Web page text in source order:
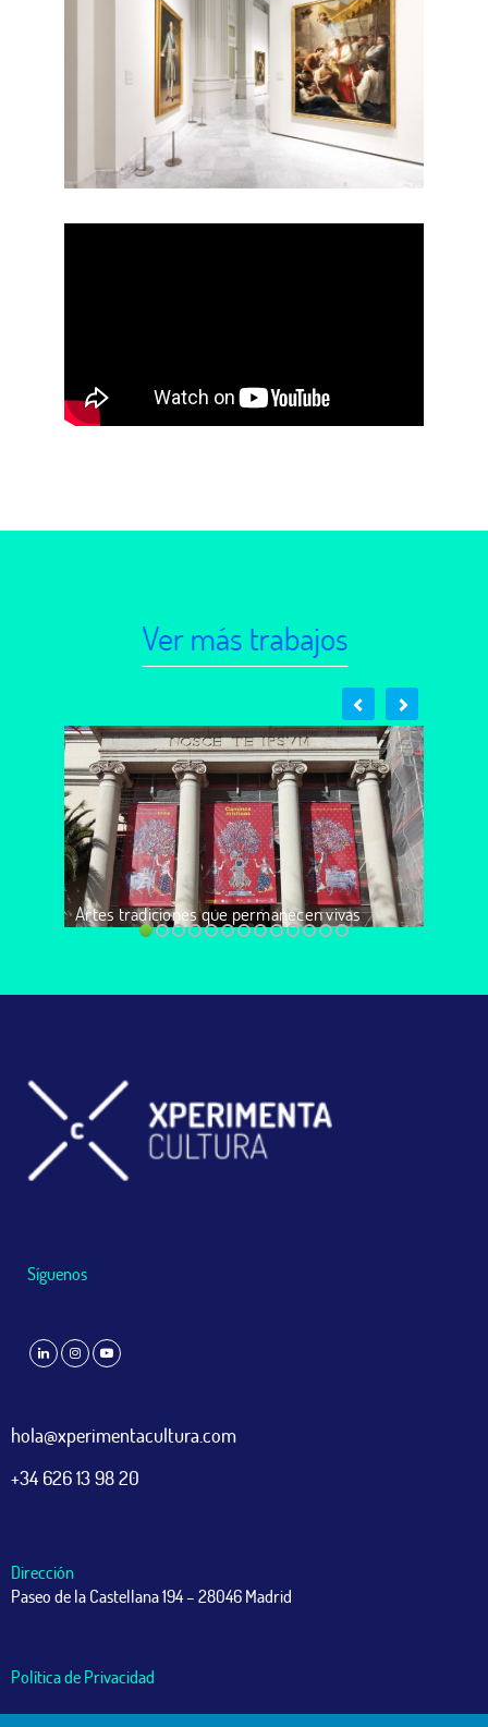
Artes tradiciones que permanecen vivas
Síguenos
hola@xperimentacultura.com
+34 626 13 98 20
Dirección
Paseo de la Castellana 194 – 28046 Madrid
Política de Privacidad